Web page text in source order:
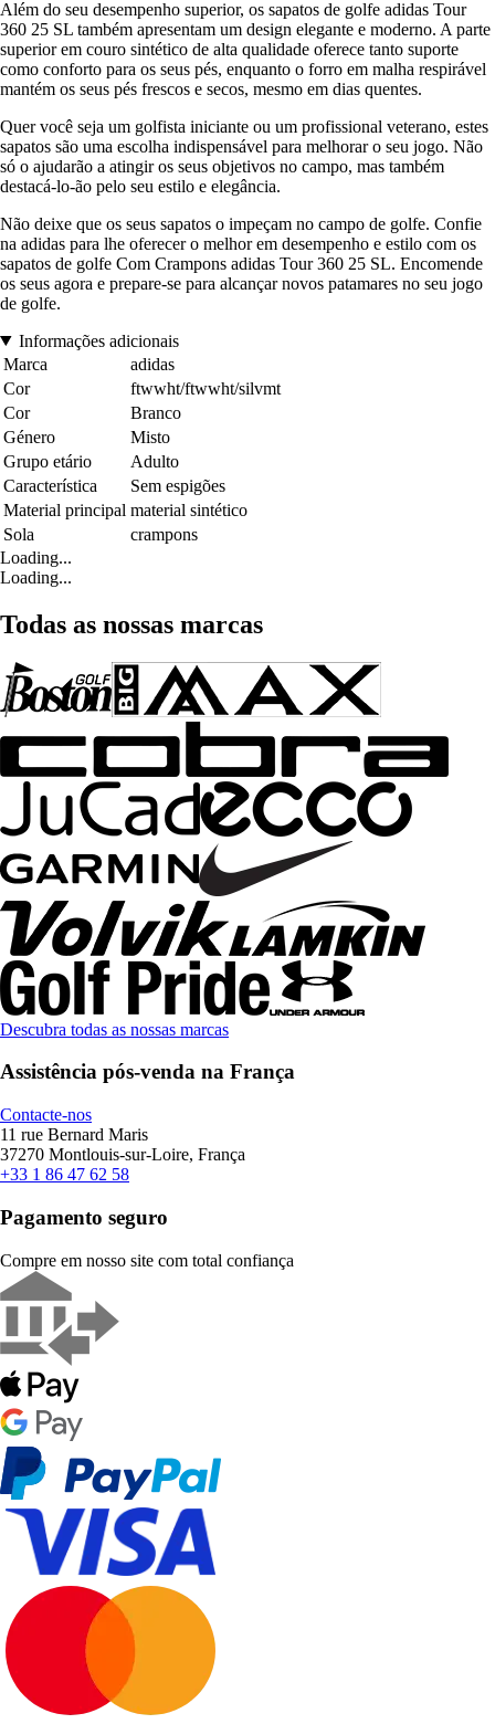
Além do seu desempenho superior, os sapatos de golfe adidas Tour
360 25 SL também apresentam um design elegante e moderno. A parte
superior em couro sintético de alta qualidade oferece tanto suporte
como conforto para os seus pés, enquanto o forro em malha respirável
mantém os seus pés frescos e secos, mesmo em dias quentes.
Quer você seja um golfista iniciante ou um profissional veterano, estes
sapatos são uma escolha indispensável para melhorar o seu jogo. Não
só o ajudarão a atingir os seus objetivos no campo, mas também
destacá-lo-ão pelo seu estilo e elegância.
Não deixe que os seus sapatos o impeçam no campo de golfe. Confie
na adidas para lhe oferecer o melhor em desempenho e estilo com os
sapatos de golfe Com Crampons adidas Tour 360 25 SL. Encomende
os seus agora e prepare-se para alcançar novos patamares no seu jogo
de golfe.
Informações adicionais
Marca
adidas
Cor
ftwwht/ftwwht/silvmt
Cor
Branco
Género
Misto
Grupo etário
Adulto
Característica
Sem espigões
Material principal material sintético
Sola
crampons
Loading...
Loading...
Todas as nossas marcas
Descubra todas as nossas marcas
Assistência pós-venda na França
Contacte-nos
11 rue Bernard Maris
37270 Montlouis-sur-Loire, França
+33 1 86 47 62 58
Pagamento seguro
Compre em nosso site com total confiança